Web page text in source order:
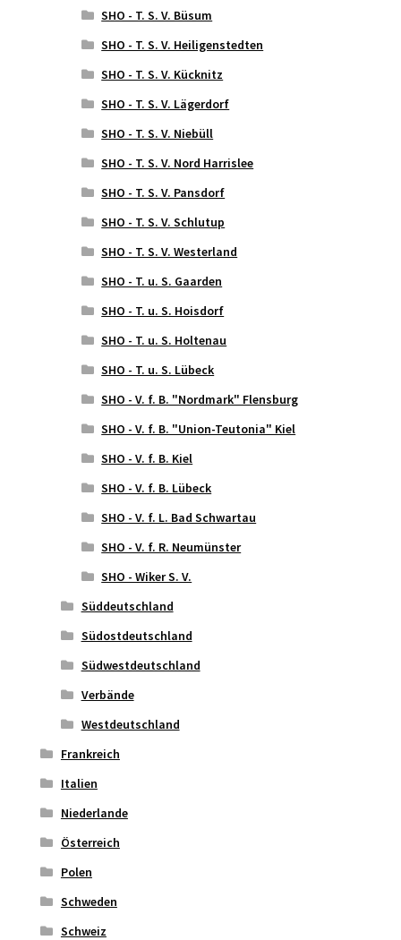
SHO - T. S. V. Büsum
SHO - T. S. V. Heiligenstedten
SHO - T. S. V. Kücknitz
SHO - T. S. V. Lägerdorf
SHO - T. S. V. Niebüll
SHO - T. S. V. Nord Harrislee
SHO - T. S. V. Pansdorf
SHO - T. S. V. Schlutup
SHO - T. S. V. Westerland
SHO - T. u. S. Gaarden
SHO - T. u. S. Hoisdorf
SHO - T. u. S. Holtenau
SHO - T. u. S. Lübeck
SHO - V. f. B. "Nordmark" Flensburg
SHO - V. f. B. "Union-Teutonia" Kiel
SHO - V. f. B. Kiel
SHO - V. f. B. Lübeck
SHO - V. f. L. Bad Schwartau
SHO - V. f. R. Neumünster
SHO - Wiker S. V.
Süddeutschland
Südostdeutschland
Südwestdeutschland
Verbände
Westdeutschland
Frankreich
Italien
Niederlande
Österreich
Polen
Schweden
Schweiz